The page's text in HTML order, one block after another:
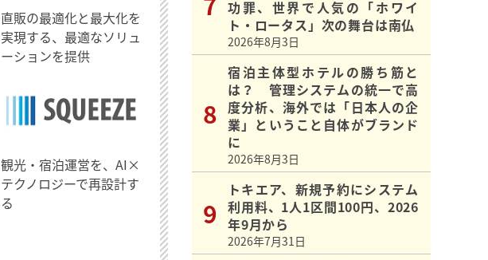
直販の最適化と最大化を
実現する、最適なソリュ
ーションを提供
観光・宿泊運営を、AI×
テクノロジーで再設計す
る
功罪、世界で人気の「ホワイ
ト・ロータス」次の舞台は南仏
2026年8月3日
宿泊主体型ホテルの勝ち筋と
は？ 管理システムの統一で高
度分析、海外では「日本人の企
業」ということ自体がブランド
に
2026年8月3日
トキエア、新規予約にシステム
利用料、1人1区間100円、2026
年9月から
2026年7月31日